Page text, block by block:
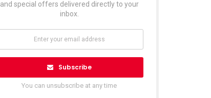
and special offers delivered directly to your
inbox.
Subscribe
You can unsubscribe at any time